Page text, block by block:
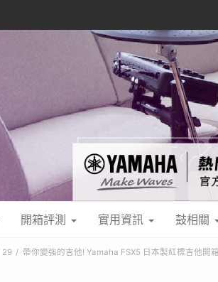
開箱評測 實用資訊 鼓相關
29 帶你變強的吉他! Yamaha FSX5 日本製紅標吉他開